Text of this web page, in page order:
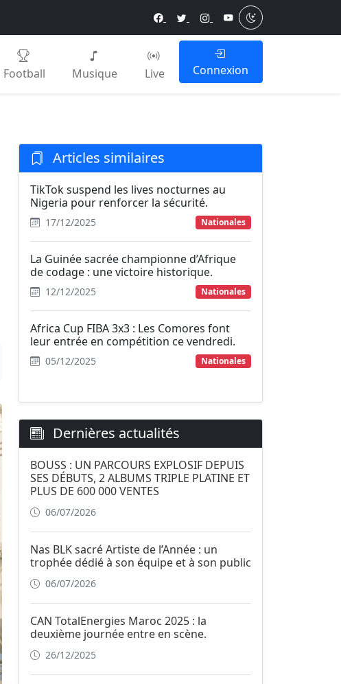
Football Musique Live Connexion
Articles similaires
TikTok suspend les lives nocturnes au
Nigeria pour renforcer la sécurité.
17/12/2025 Nationales
La Guinée sacrée championne d’Afrique
de codage : une victoire historique.
12/12/2025 Nationales
Africa Cup FIBA 3x3 : Les Comores font
leur entrée en compétition ce vendredi.
05/12/2025 Nationales
Dernières actualités
BOUSS : UN PARCOURS EXPLOSIF DEPUIS
SES DÉBUTS, 2 ALBUMS TRIPLE PLATINE ET
PLUS DE 600 000 VENTES
06/07/2026
Nas BLK sacré Artiste de l’Année : un
trophée dédié à son équipe et à son public
06/07/2026
CAN TotalEnergies Maroc 2025 : la
deuxième journée entre en scène.
26/12/2025